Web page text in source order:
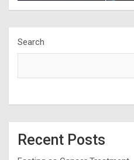
Search
Recent Posts